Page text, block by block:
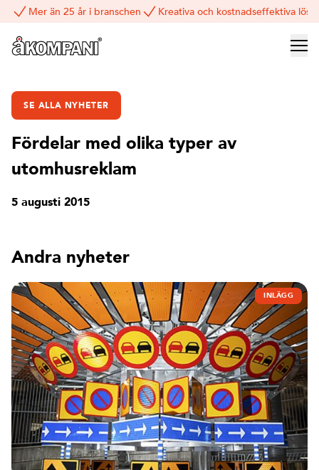
Mer än 25 år i branschen Kreativa och kostnadseffektiva
SE ALLA NYHETER
Fördelar med olika typer av
utomhusreklam
5 augusti 2015
Andra nyheter
INLÄGG